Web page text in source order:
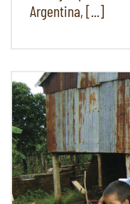
Argentina, [...]